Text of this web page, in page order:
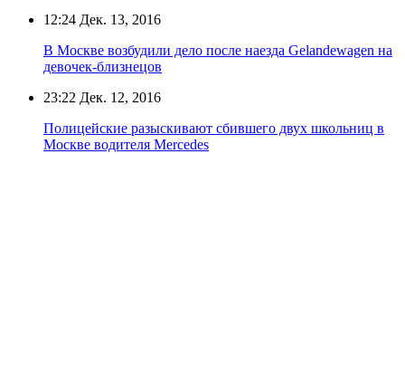
12:24 Дек. 13, 2016
В Москве возбудили дело после наезда Gelandewagen на
девочек-близнецов
23:22 Дек. 12, 2016
Полицейские разыскивают сбившего двух школьниц в
Москве водителя Mercedes